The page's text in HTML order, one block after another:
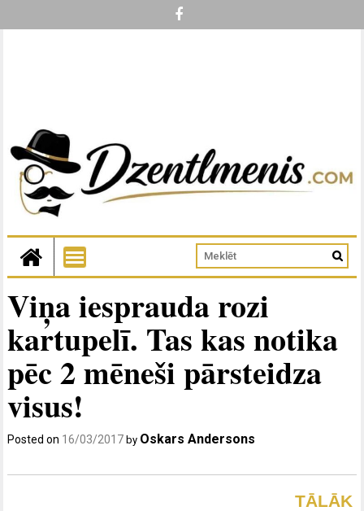
Viņa iesprauda rozi
kartupelī. Tas kas notika
pēc 2 mēneši pārsteidza
visus!
Posted on 16/03/2017 by Oskars Andersons
TĀLĀK